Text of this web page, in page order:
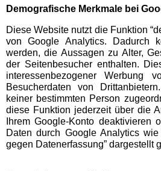
Jahrmärkte
Allerheiligenkirmes
Cranger Kirmes
Cranger Weihnachtszauber
Dattelner Frühjahrskirmes
Demografische Merkmale bei
Diese Website nutzt die Funktion
von Google Analytics. Dadurch
werden, die Aussagen zu Alter,
der Seitenbesucher enthalten.
interessenbezogener Werbung
Besucherdaten von
keiner bestimmten Person
diese Funktion jederzeit über die
Ihrem Google-Konto deaktivieren
Daten durch Google Analytics
gegen Datenerfassung” dargestellt